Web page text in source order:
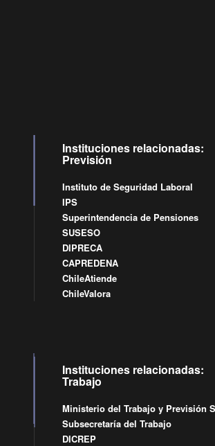
Instituciones relacionadas:
Previsión
Instituto de Seguridad Laboral
IPS
Superintendencia de Pensiones
SUSESO
DIPRECA
CAPREDENA
ChileAtiende
ChileValora
Instituciones relacionadas:
Trabajo
Ministerio del Trabajo y Previsión
Subsecretaría del Trabajo
DICREP